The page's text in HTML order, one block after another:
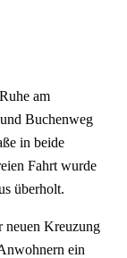
am
Buchenweg
in beide
Fahrt wurde
überholt.
neuen Kreuzung
ein